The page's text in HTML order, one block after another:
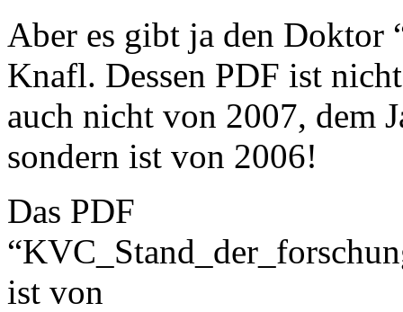
Aber es gibt ja den Doktor
Knafl. Dessen PDF ist
auch nicht von 2007, dem
sondern ist von 2006!
Das PDF
ist von